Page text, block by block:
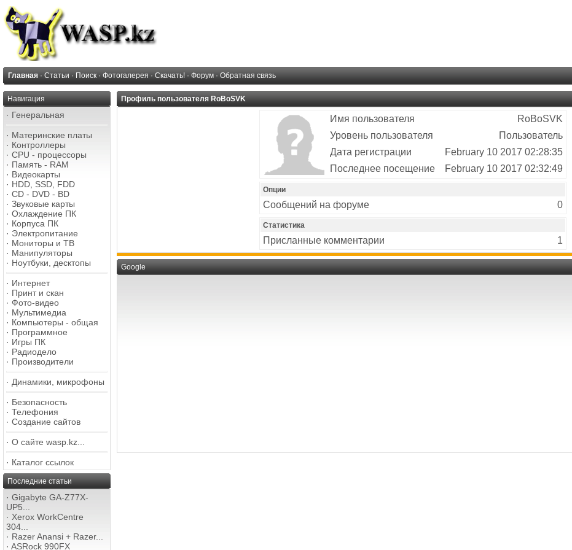
Главная · Статьи · Поиск · Фотогалерея · Скачать! · Форум · Обратная связь
Навигация
· Генеральная
· Материнские платы
· Контроллеры
· CPU - процессоры
· Память - RAM
· Видеокарты
· HDD, SSD, FDD
· CD - DVD - BD
· Звуковые карты
· Охлаждение ПК
· Корпуса ПК
· Электропитание
· Мониторы и ТВ
· Манипуляторы
· Ноутбуки, десктопы
· Интернет
· Принт и скан
· Фото-видео
· Мультимедиа
· Компьютеры - общая
· Программное
· Игры ПК
· Радиодело
· Производители
· Динамики, микрофоны
· Безопасность
· Телефония
· Создание сайтов
· О сайте wasp.kz...
· Каталог ссылок
Последние статьи
· Gigabyte GA-Z77X-
UP5...
· Xerox WorkCentre
304...
· Razer Anansi + Razer...
· ASRock 990FX
Профиль пользователя RoBoSVK
Имя пользователя
RoBoSVK
Уровень пользователя
Пользователь
Дата регистрации
February 10 2017 02:28:35
Последнее посещение
February 10 2017 02:32:49
Опции
Сообщений на форуме 0
Статистика
Присланные комментарии 1
Google